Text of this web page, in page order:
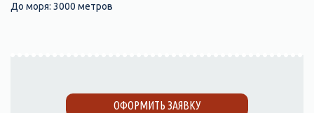
До моря: 3000 метров
ОФОРМИТЬ ЗАЯВКУ